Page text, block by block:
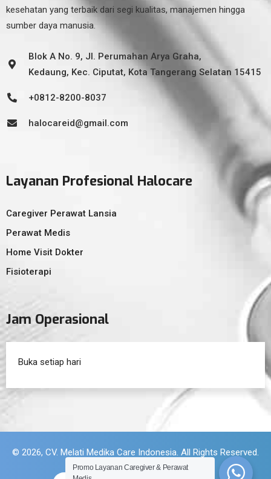
kesehatan yang terbaik dari segi kualitas, manajemen hingga
sumber daya manusia.
Blok A No. 9, Jl. Perumahan Arya Graha,
Kedaung, Kec. Ciputat, Kota Tangerang Selatan 15415
+0812-8200-8037
halocareid@gmail.com
Layanan Profesional Halocare
Caregiver Perawat Lansia
Perawat Medis
Home Visit Dokter
Fisioterapi
Jam Operasional
Buka setiap hari
© 2026, CV. Melati Medika Care Indonesia. All Rights Reserved.
Promo Layanan Caregiver & Perawat